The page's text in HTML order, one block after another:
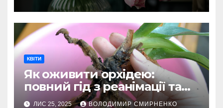
КВІТИ
Як оживити орхідею:
повний гід з реанімації та
догляду
ЛИС 25, 2025 ВОЛОДИМИР СМИРНЕНКО